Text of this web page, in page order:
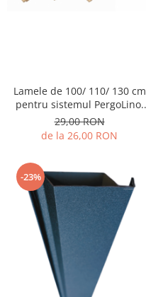
Lamele de 100/ 110/ 130 cm
pentru sistemul PergoLino.
Din lemn de pin pentru
inchidere perfecta.
29,00 RON
de la 26,00 RON
-23%